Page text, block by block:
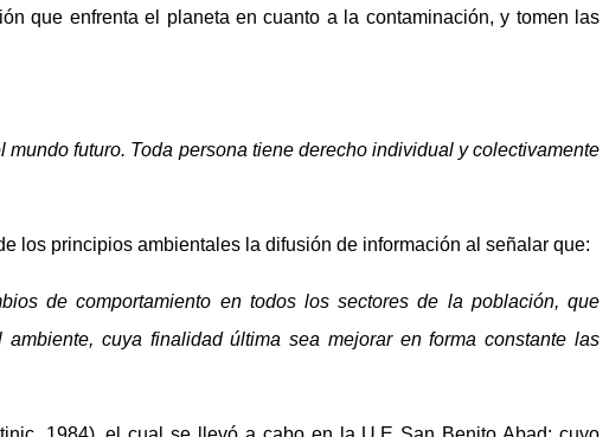
que enfrenta el planeta en cuanto a la contaminación, y tomen las
futuro. Toda persona tiene derecho individual y colectivamente
los principios ambientales la difusión de información al señalar que:
de comportamiento en todos los sectores de la población, que
cuya finalidad última sea mejorar en forma constante las